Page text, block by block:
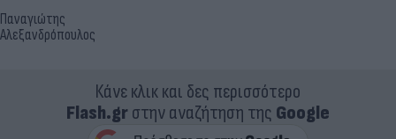
Παναγιώτης
Αλεξανδρόπουλος
Κάνε κλικ και δες περισσότερο
Flash.grστην αναζήτηση της Google